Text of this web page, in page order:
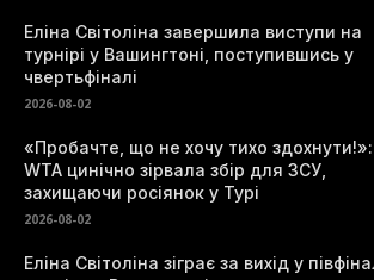
Еліна Світоліна завершила виступи на
турнірі у Вашингтоні, поступившись у
чвертьфіналі
2026-08-02
«Пробачте, що не хочу тихо здохнути!»:
WTA цинічно зірвала збір для ЗСУ,
захищаючи росіянок у Турі
2026-08-02
Еліна Світоліна зіграє за вихід у